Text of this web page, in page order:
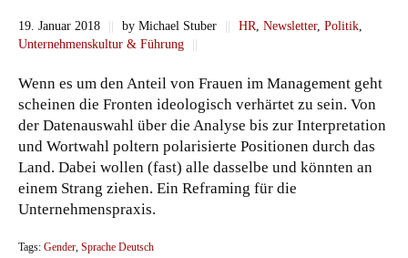
19. Januar 2018 || by Michael Stuber || HR Newsletter, Politik
Unternehmenskultur & Führung
||
Wenn es um den Anteil von Frauen im Management geht
scheinen die Fronten ideologisch verhärtet zu sein. Von
der Datenauswahl über die Analyse bis zur Interpretation
und Wortwahl poltern polarisierte Positionen durch das
Land. Dabei wollen (fast) alle dasselbe und könnten an
einem Strang ziehen. Ein Reframing für die
Unternehmenspraxis.
Tags: Gender, Sprache Deutsch